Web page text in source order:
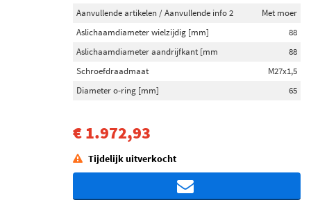
Aanvullende artikelen / Aanvullende info 2
Met moer
Aslichaamdiameter wielzijdig [mm]
88
Aslichaamdiameter aandrijfkant [mm
88
Schroefdraadmaat
M27x1,5
Diameter o-ring [mm]
65
€ 1.972,93
Tijdelijk uitverkocht